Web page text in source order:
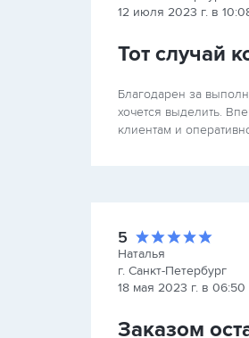
12 июля 2023 г. в
Тот случай
Благодарен за
хочется выделить.
клиентам и
5
Наталья
г. Санкт-Петербург
18 мая 2023 г. в 06:50
Заказом